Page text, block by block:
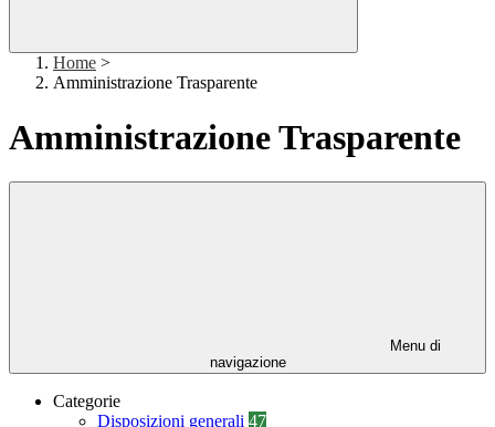
Home >
Amministrazione Trasparente
Amministrazione Trasparente
Menu di
navigazione
Categorie
Disposizioni generali 47